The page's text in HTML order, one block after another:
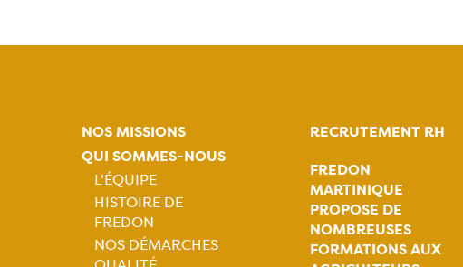
NOS MISSIONS
QUI SOMMES-NOUS
Navigation
principale
L'ÉQUIPE
HISTOIRE DE
FREDON
NOS DÉMARCHES
RECRUTEMENT RH
FREDON
MARTINIQUE
PROPOSE DE
NOMBREUSES
FORMATIONS AUX